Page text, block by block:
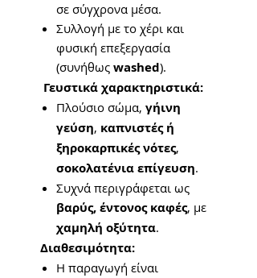
σε σύγχρονα μέσα.
Συλλογή με το χέρι και
φυσική επεξεργασία
(συνήθως washed).
Γευστικά χαρακτηριστικά:
Πλούσιο σώμα, γήινη
γεύση, καπνιστές ή
ξηροκαρπικές νότες,
σοκολατένια επίγευση.
Συχνά περιγράφεται ως
βαρύς, έντονος καφές, με
χαμηλή οξύτητα.
Διαθεσιμότητα:
Η παραγωγή είναι